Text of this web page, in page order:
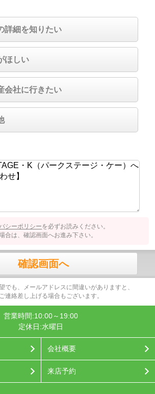
詳細を知りたい
ほしい
会社に行きたい
シーポリシーを必ずお読みください。
合は、確認画面へお進み下さい。
確認画面へ
でも、メールアドレスに間違いがありますと、
連絡差し上げる場合もございます。
営業時間:10:00～19:00
定休日:水曜日
会社概要
来店予約